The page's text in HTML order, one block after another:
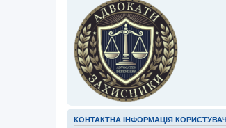
КОНТАКТНА ІНФОРМАЦІЯ